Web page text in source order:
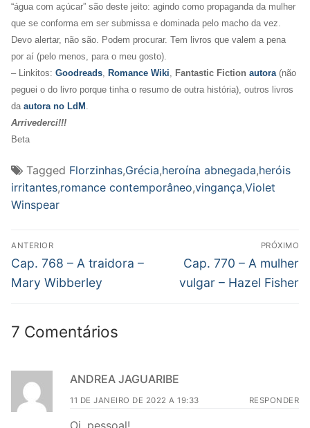
“água com açúcar” são deste jeito: agindo como propaganda da mulher
que se conforma em ser submissa e dominada pelo macho da vez.
Devo alertar, não são. Podem procurar. Tem livros que valem a pena
por aí (pelo menos, para o meu gosto).
– Linkitos: Goodreads Romance Wiki Fantastic Fiction autora (não
peguei o do livro porque tinha o resumo de outra história), outros livros
da autora no LdM
Arrivederci!!!
Beta
Tagged Florzinhas,Grécia,heroína abnegada,heróis
irritantes,romance contemporâneo,vingança,Violet
Winspear
Navegação
de
Post
ANTERIOR
Post
anterior:
Cap. 768 – A traidora –
Mary Wibberley
PRÓXIMO
Próximo
post:
Cap. 770 – A mulher
vulgar – Hazel Fisher
7 Comentários
ANDREA JAGUARIBE
11 DE JANEIRO DE 2022 A 19:33 RESPONDER
Oi, pessoal!